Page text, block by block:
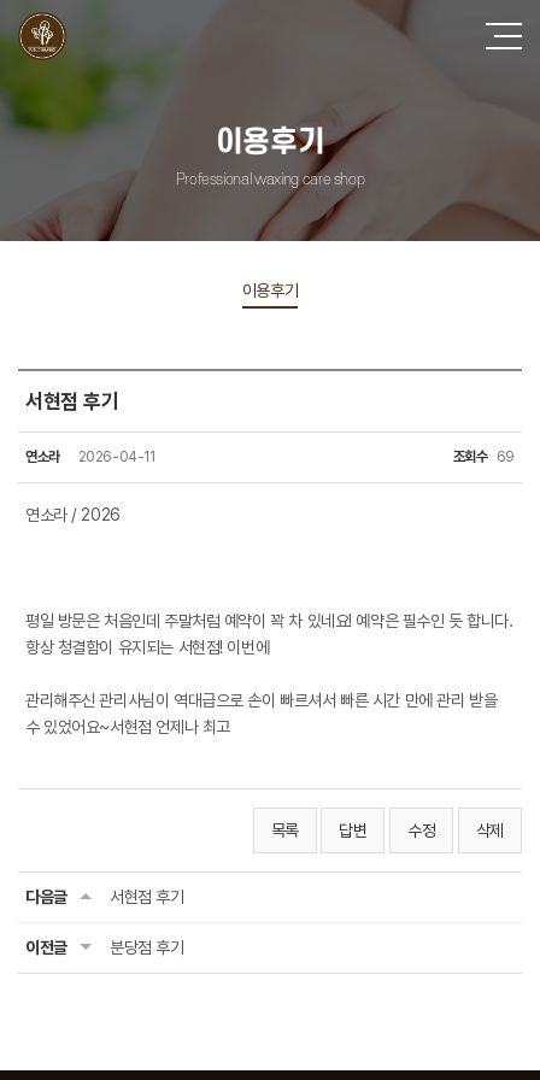
이용후기
Professional waxing care shop
이용후기
서현점 후기
연소라 2026-04-11 조회수 69
연소라 / 2026
평일 방문은 처음인데 주말처럼 예약이 꽉 차 있네요! 예약은 필수인 듯 합니다.
항상 청결함이 유지되는 서현점! 이번에
관리해주신 관리사님이 역대급으로 손이 빠르셔서 빠른 시간 만에 관리 받을
수 있었어요~서현점 언제나 최고
목록 답변 수정 삭제
다음글 서현점 후기
이전글 분당점 후기